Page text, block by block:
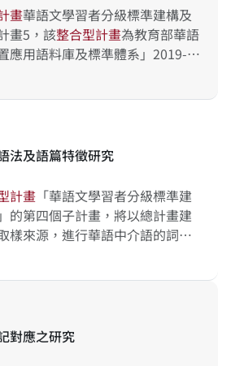
畫華語文學習者分級標準建構及
畫5，該整合型計畫為教育部華語
應用語料庫及標準體系」2019-
「建置應用語料庫及標準體
法及語篇特徵研究
計畫 「華語文學習者分級標準建
的第四個子計畫，將以總計畫建
樣來源，進行華語中介語的詞
藉由探究中介語的詞語、語法點
對應之研究